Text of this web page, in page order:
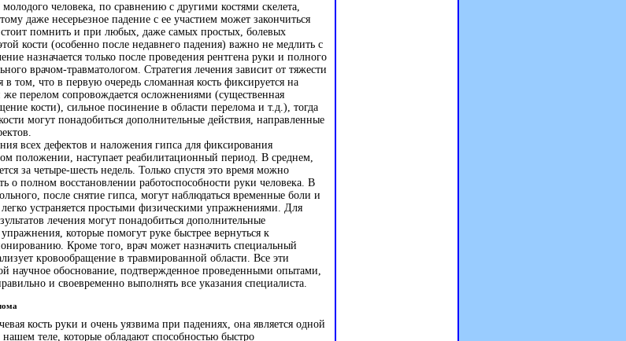
человека, по сравнению с другими костями скелета,
даже несерьезное падение с ее участием может закончиться
стоит помнить и при любых, даже самых простых, болевых
кости (особенно после недавнего падения) важно не медлить с
назначается только после проведения рентгена руки и полного
врачом-травматологом. Стратегия лечения зависит от тяжести
в том, что в первую очередь сломанная кость фиксируется на
же перелом сопровождается осложнениями (существенная
кости), сильное посинение в области перелома и т.д.), тогда
могут понадобиться дополнительные действия, направленные
всех дефектов и наложения гипса для фиксирования
положении, наступает реабилитационный период. В среднем,
за четыре-шесть недель. Только спустя это время можно
о полном восстановлении работоспособности руки человека. В
после снятие гипса, могут наблюдаться временные боли и
легко устраняется простыми физическими упражнениями. Для
лечения могут понадобиться дополнительные
которые помогут руке быстрее вернуться к
Кроме того, врач может назначить специальный
кровообращение в травмированной области. Все эти
научное обоснование, подтвержденное проведенными опытами,
и своевременно выполнять все указания специалиста.
кость руки и очень уязвима при падениях, она является одной
нашем теле, которые обладают способностью быстро